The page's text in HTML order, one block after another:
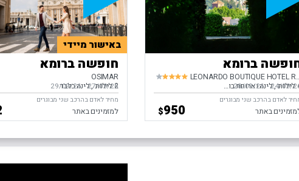
ברומא
LEONARDO
לינה וארוחת בוקרהתאריכים,
24/09/
-
28/09/26
באתר
לאדם בהרכב שני מבוגרים
$950
באישור מיידי
חופשה ברומא
OSIMAR
2 לילות
לינה בלבדבין התאריכים,
27/09/26
-
29/09/26
למזמינים באתר
מחיר לאדם בהרכב שני מבוגרים